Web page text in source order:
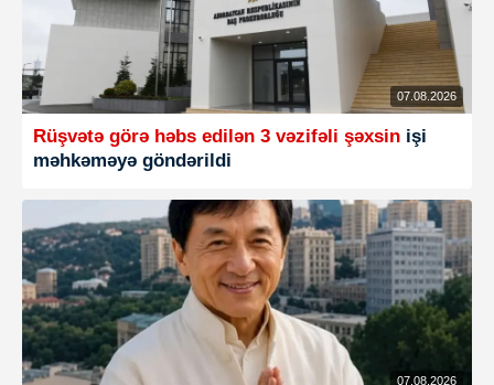
07.08.2026
Rüşvətə görə həbs edilən 3 vəzifəli şəxsin işi
məhkəməyə göndərildi
07.08.2026